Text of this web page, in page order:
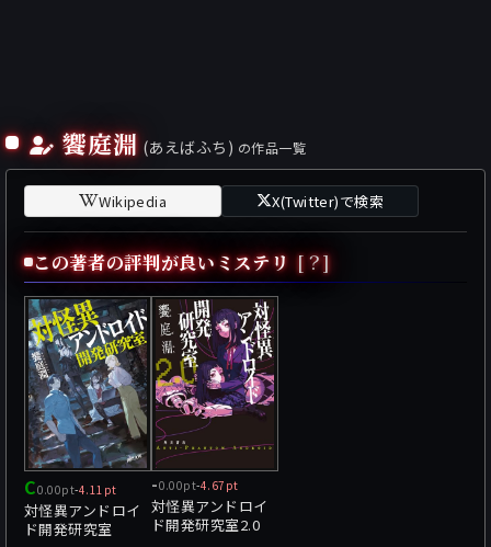
饗庭淵 (あえばふち) の作品一覧
Wikipedia X(Twitter)で検索
この著者の評判が良いミステリ [？]
C0.00pt-4.11pt
対怪異アンドロイ
ド開発研究室
-0.00pt-4.67pt
対怪異アンドロイ
ド開発研究室2.0